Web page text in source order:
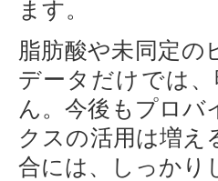
ます。
脂肪酸や未同定の
データだけでは
ん。今後もプロバ
クスの活用は増え
合には、しっかり